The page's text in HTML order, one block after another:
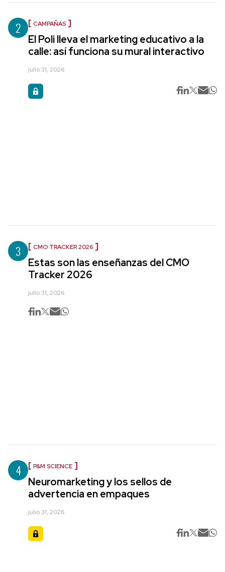
2 CAMPAÑAS
El Poli lleva el marketing educativo a la
calle: así funciona su mural interactivo
julio 31, 2026
3 CMO TRACKER 2026
Estas son las enseñanzas del CMO
Tracker 2026
julio 31, 2026
4 P&M SCIENCE
Neuromarketing y los sellos de
advertencia en empaques
julio 31, 2026